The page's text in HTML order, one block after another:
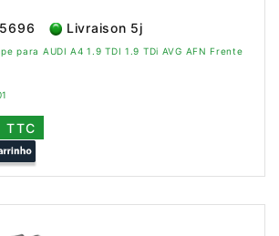
Livraison 5j
para AUDI A4 1.9 TDI 1.9 TDi AVG AFN Frente
TTC